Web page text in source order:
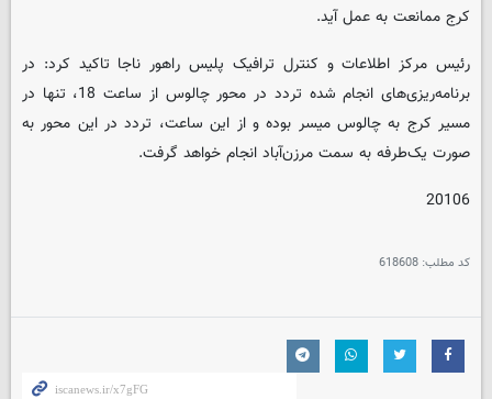
کرج ممانعت به عمل آید.
رئیس مرکز اطلاعات و کنترل ترافیک پلیس راهور ناجا تاکید کرد: در
برنامه‌ریزی‌های انجام شده تردد در محور چالوس از ساعت 18، تنها در
مسیر کرج به چالوس میسر بوده و از این ساعت، تردد در این محور به
صورت یک‌طرفه به سمت مرزن‌آباد انجام خواهد گرفت.
20106
کد مطلب: 618608